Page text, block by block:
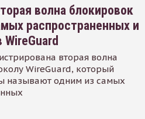
волна блокировок
распространенных и
вторая волна
WireGuard, который
называют одним из самых